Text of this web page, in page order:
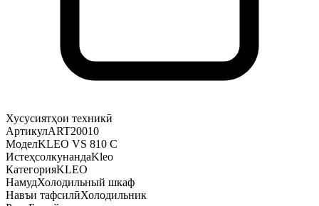
Хусусиятҳои техникӣ
АртикулART20010
МоделKLEO VS 810 С
ИстеҳсолкунандаKleo
КатегорияKLEO
НамудХолодильный шкаф
Навъи тафсилӣХолодильник